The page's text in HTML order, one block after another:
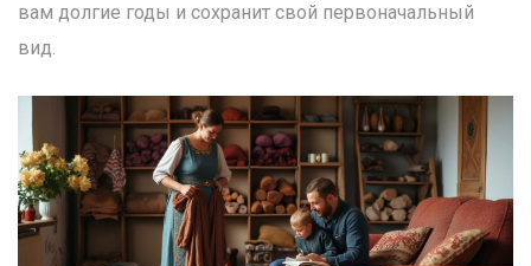
вам долгие годы и сохранит свой первоначальный
вид.